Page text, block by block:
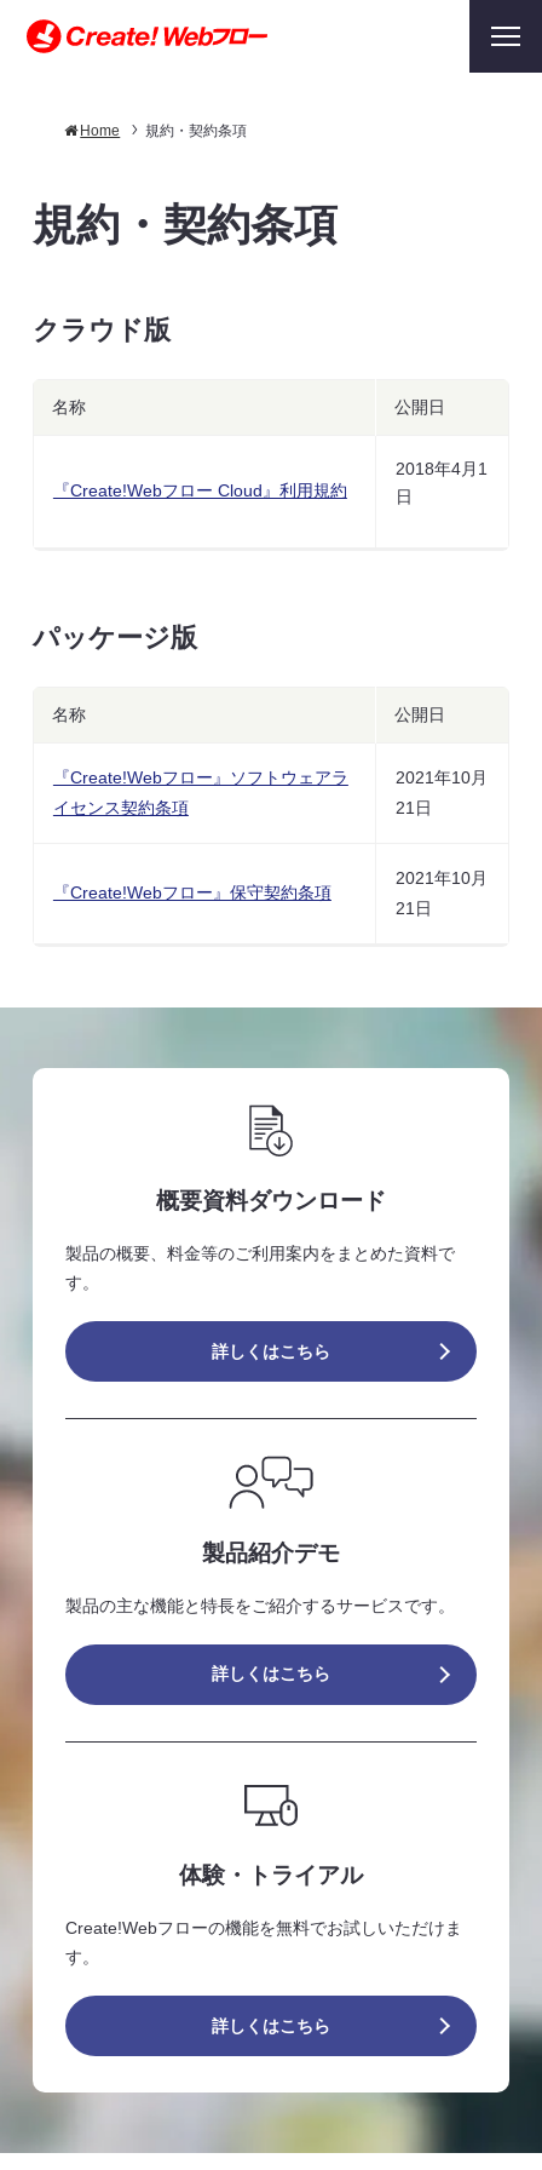
Home 規約・契約条項
規約・契約条項
クラウド版
名称 公開日
『Create!Webフロー Cloud』利用規約
2018年4月1
日
パッケージ版
名称 公開日
『Create!Webフロー』ソフトウェアラ
イセンス契約条項
2021年10月
21日
『Create!Webフロー』保守契約条項
2021年10月
21日
概要資料ダウンロード
製品の概要、料金等のご利用案内をまとめた資料で
す。
詳しくはこちら
製品紹介デモ
製品の主な機能と特長をご紹介するサービスです。
詳しくはこちら
体験・トライアル
Create!Webフローの機能を無料でお試しいただけま
す。
詳しくはこちら